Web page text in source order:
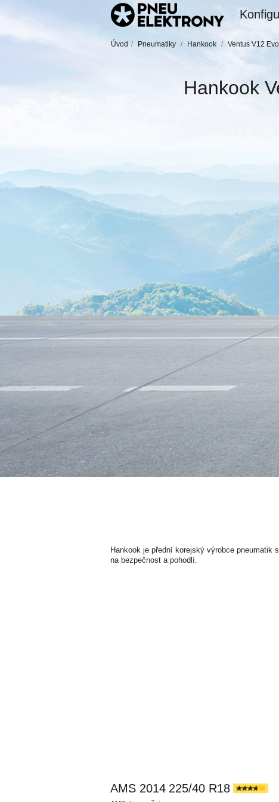
Úvod / Pneumatiky / Hankook / Ventus V12
Hankook
Hankook je přední korejský výrobce
na bezpečnost a pohodlí.
AMS 2014 225/40 R18